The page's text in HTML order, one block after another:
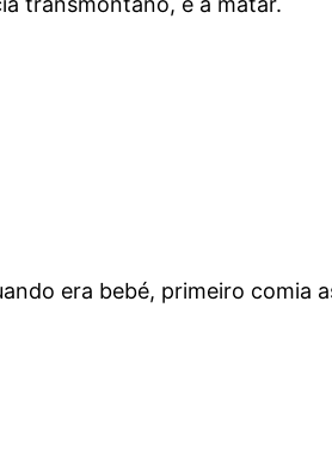
era bebé, primeiro comia